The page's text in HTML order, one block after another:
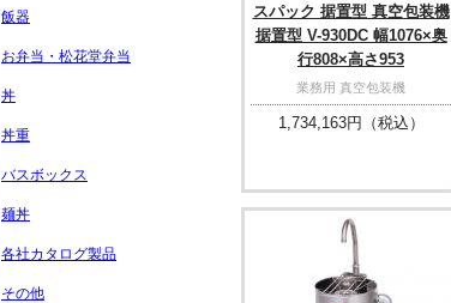
スパック 据置型 真空包装機
据置型 V-930DC 幅1076×奥
行808×高さ953
業務用 真空包装機
1,734,163円（税込）
飯器
お弁当・松花堂弁当
丼
丼重
バスボックス
麺丼
各社カタログ製品
その他